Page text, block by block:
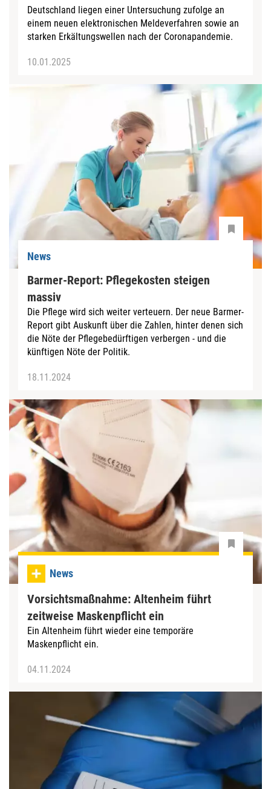
Deutschland liegen einer Untersuchung zufolge an
einem neuen elektronischen Meldeverfahren sowie an
starken Erkältungswellen nach der Coronapandemie.
10.01.2025
News
Barmer-Report: Pflegekosten steigen
massiv
Die Pflege wird sich weiter verteuern. Der neue Barmer-
Report gibt Auskunft über die Zahlen, hinter denen sich
die Nöte der Pflegebedürftigen verbergen - und die
künftigen Nöte der Politik.
18.11.2024
News
Vorsichtsmaßnahme: Altenheim führt
zeitweise Maskenpflicht ein
Ein Altenheim führt wieder eine temporäre
Maskenpflicht ein.
04.11.2024